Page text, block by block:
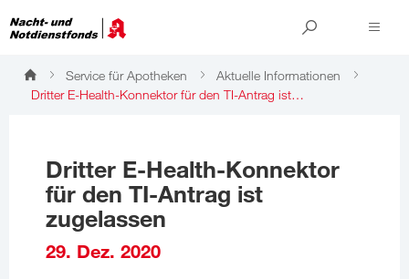
Service für Apotheken
Aktuelle Informationen
Dritter E-Health-Konnektor für den TI-Antrag ist…
Dritter E-Health-Konnektor
für den TI-Antrag ist
zugelassen
29. Dez. 2020